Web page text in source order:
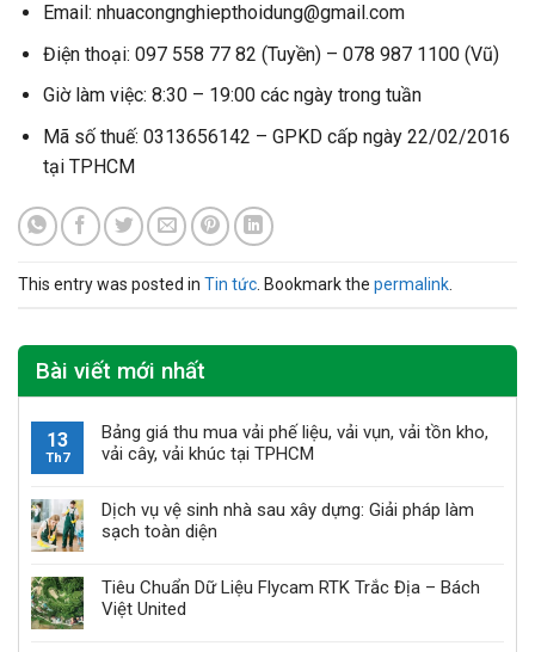
Email: nhuacongnghiepthoidung@gmail.com
Điện thoại: 097 558 77 82 (Tuyền) – 078 987 1100 (Vũ)
Giờ làm việc: 8:30 – 19:00 các ngày trong tuần
Mã số thuế: 0313656142 – GPKD cấp ngày 22/02/2016
tại TPHCM
This entry was posted in Tin tức . Bookmark the permalink
Bài viết mới nhất
13
Th7
Bảng giá thu mua vải phế liệu, vải vụn, vải tồn kho,
vải cây, vải khúc tại TPHCM
Dịch vụ vệ sinh nhà sau xây dựng: Giải pháp làm
sạch toàn diện
Tiêu Chuẩn Dữ Liệu Flycam RTK Trắc Địa – Bách
Việt United